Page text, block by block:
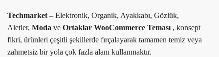
Techmarket – Elektronik, Organik, Ayakkabı, Gözlük,
Aletler, Moda ve Ortaklar WooCommerce Teması , konsept
fikri, ürünleri çeşitli şekillerde fırçalayarak tamamen temiz veya
zahmetsiz bir yola çok fazla alanı kullanmaktır.